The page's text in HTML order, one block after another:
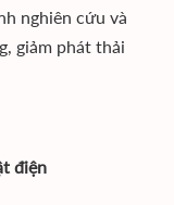
nghiên cứu và
giảm phát thải
điện